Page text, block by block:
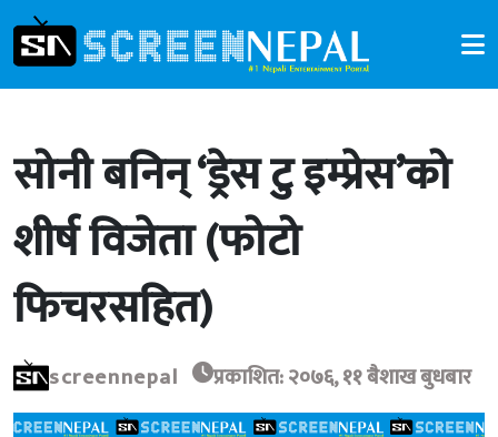
सोनी बनिन् ‘ड्रेस टु इम्प्रेस’को
शीर्ष विजेता (फोटो
फिचरसहित)
screennepal प्रकाशित: २०७६, ११ बैशाख बुधबार